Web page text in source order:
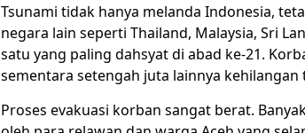
Tsunami tidak hanya melanda Indonesia,
negara lain seperti Thailand, Malaysia, Sri
satu yang paling dahsyat di abad ke-21.
sementara setengah juta lainnya
Proses evakuasi korban sangat berat.